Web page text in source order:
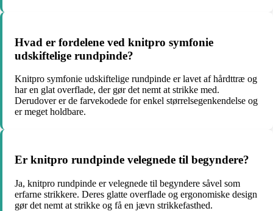
Hvad er fordelene ved knitpro symfonie
udskiftelige rundpinde?
Knitpro symfonie udskiftelige rundpinde er lavet af hårdttræ og
har en glat overflade, der gør det nemt at strikke med.
Derudover er de farvekodede for enkel størrelsegenkendelse og
er meget holdbare.
Er knitpro rundpinde velegnede til begyndere?
Ja, knitpro rundpinde er velegnede til begyndere såvel som
erfarne strikkere. Deres glatte overflade og ergonomiske design
gør det nemt at strikke og få en jævn strikkefasthed.